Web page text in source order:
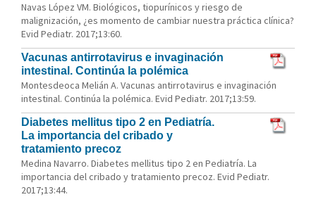
Navas López VM. Biológicos, tiopurínicos y riesgo de
malignización, ¿es momento de cambiar nuestra práctica clínica?
Evid Pediatr. 2017;13:60.
Vacunas antirrotavirus e invaginación
intestinal. Continúa la polémica
Montesdeoca Melián A. Vacunas antirrotavirus e invaginación
intestinal. Continúa la polémica. Evid Pediatr. 2017;13:59.
Diabetes mellitus tipo 2 en Pediatría.
La importancia del cribado y
tratamiento precoz
Medina Navarro. Diabetes mellitus tipo 2 en Pediatría. La
importancia del cribado y tratamiento precoz. Evid Pediatr.
2017;13:44.